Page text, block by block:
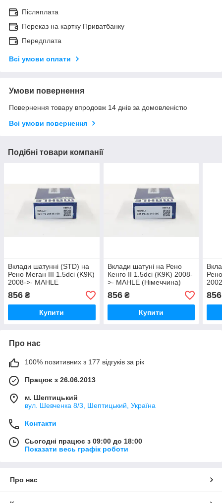
Післяплата
Переказ на картку Приватбанку
Передплата
Всі умови оплати
Умови повернення
Повернення товару впродовж 14 днів за домовленістю
Всі умови повернення
Подібні товари компанії
Вклади шатунні (STD) на
Рено Меган III 1.5dci (K9K)
2008->- MAHLE
(Німеччина)
021PS20515000
856 ₴
Купити
Вклади шатуні на Рено
Кенго II 1.5dci (K9K) 2008-
>- MAHLE (Німеччина)
021PS20515000
856₴
Купити
856
Про нас
100% позитивних з 177 відгуків за рік
Працює з 26.06.2013
м. Шептицький
вул. Шевченка 8/3, Шептицький, Україна
Контакти
Сьогодні працює з 09:00 до 18:00
Показати весь графік роботи
Про нас